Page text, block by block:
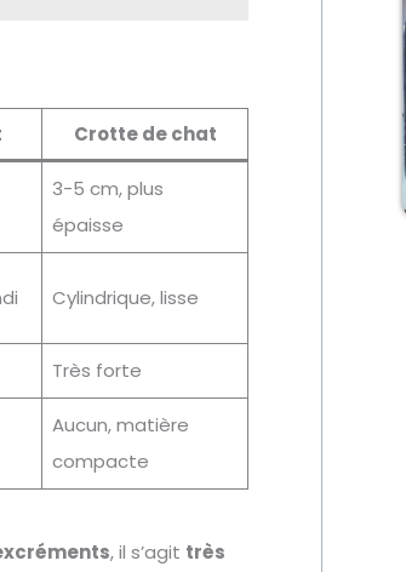
Crotte de chat
3-5 cm, plus
épaisse
Cylindrique, lisse
Très forte
Aucun, matière
compacte
, il s’agit très